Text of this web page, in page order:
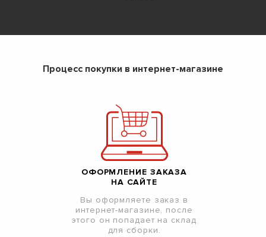
Процесс покупки в интернет-магазине
ОФОРМЛЕНИЕ ЗАКАЗА
НА САЙТЕ
Вы оформляете заказ в
интернет-магазине, после
этого он попадает на склад
для сборки.